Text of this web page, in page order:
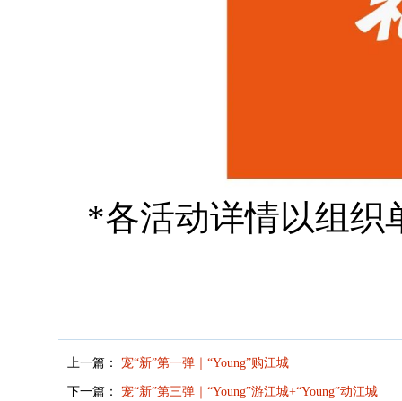
*各活动详情以组织
上一篇： 宠“新”第一弹｜“Young”购江城
下一篇： 宠“新”第三弹｜“Young”游江城+“Young”动江城